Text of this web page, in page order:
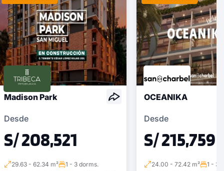
Madison Park
Desde
S/ 208,521
29.63 - 62.34 m² 1 - 3 dorms.
OCEANIKA
Desde
S/ 215,759
24.00 - 72.42 m² 1 - 3